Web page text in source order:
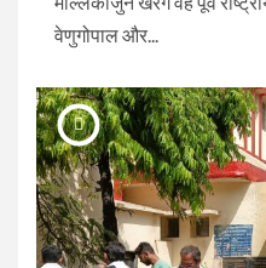
वेणुगोपाल और...